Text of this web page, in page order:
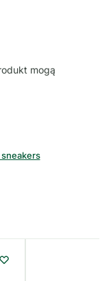
mogą